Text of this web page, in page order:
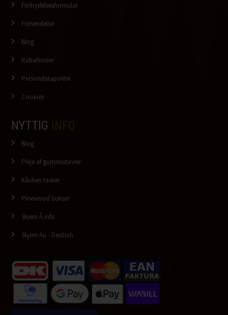
Fortrydelsesformular
Forsendelse
Blog
Rabatkoder
Persondatapolitik
Cookies
NYTTIG
Blog
Pleje af gummistøvler
Kånken tasker
Pinewood bukser
Skjern Å info
Skjern Au - Deutsch